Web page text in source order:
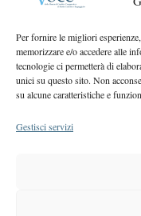
Per fornire le migliori
memorizzare e/o accedere alle
tecnologie ci permetterà di
unici su questo sito. Non
su alcune caratteristiche e
Gestisci servizi
COPYRIGHT 2025